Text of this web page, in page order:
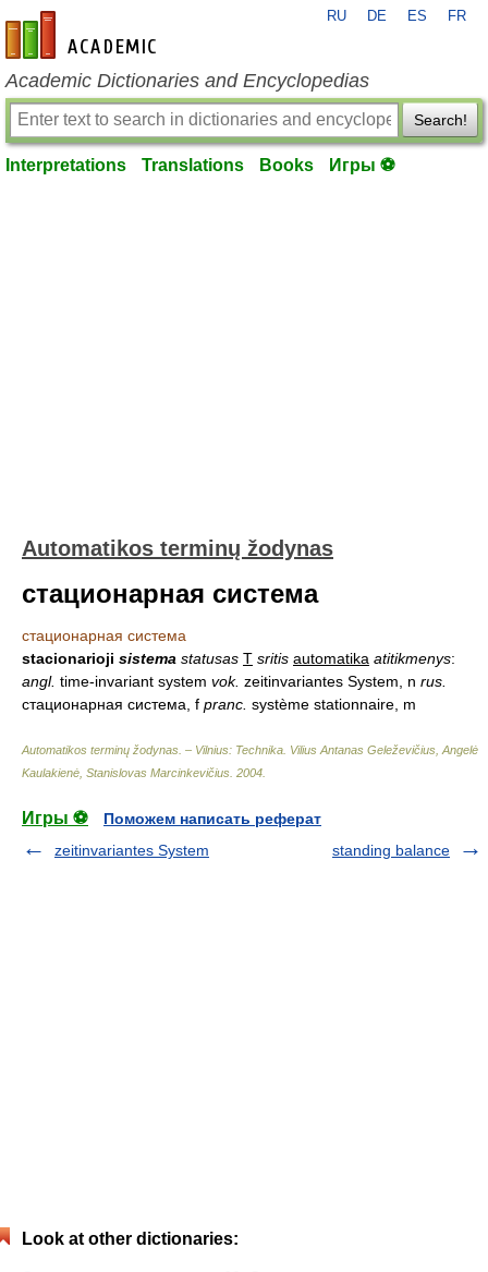
en-academic.com
RU DE ES FR
Academic Dictionaries and Encyclopedias
Search!
Interpretations Translations Books Игры ⚽
Automatikos terminų žodynas
стационарная система
стационарная система
stacionarioji sistema statusas T sritis automatika atitikmenys:
angl. time-invariant system vok. zeitinvariantes System, n rus.
стационарная система, f pranc. système stationnaire, m
Automatikos terminų žodynas. – Vilnius: Technika Vilius Antanas Geleževičius, Angelė
Kaulakienė, Stanislovas Marcinkevičius 2004
Игры ⚽
Поможем написать реферат
zeitinvariantes System
standing balance
Look at other dictionaries: